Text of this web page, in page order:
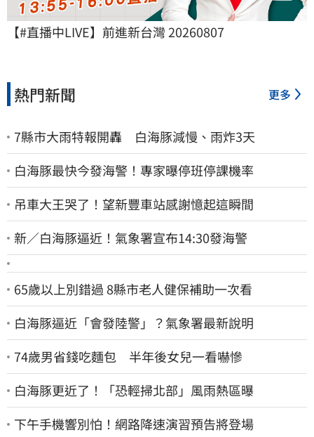
【#直播中LIVE】前進新台灣 20260807
熱門新聞 更多
7縣市大雨特報開轟 白海豚減慢、雨炸3天
白海豚最快今發海警！專家曝停班停課機率
吊車大王哭了！望新豐車站感謝憶起這瞬間
新／白海豚逼近！氣象署宣布14:30發海警
65歲以上別錯過 8縣市老人健保補助一次看
白海豚逼近「會發陸警」？氣象署最新說明
74歲男省錢吃麵包 半年後女兒一看嚇慘
白海豚更近了！「恐輕掃北部」風雨熱區曝
下午手機響別怕！網路降速演習預告將登場